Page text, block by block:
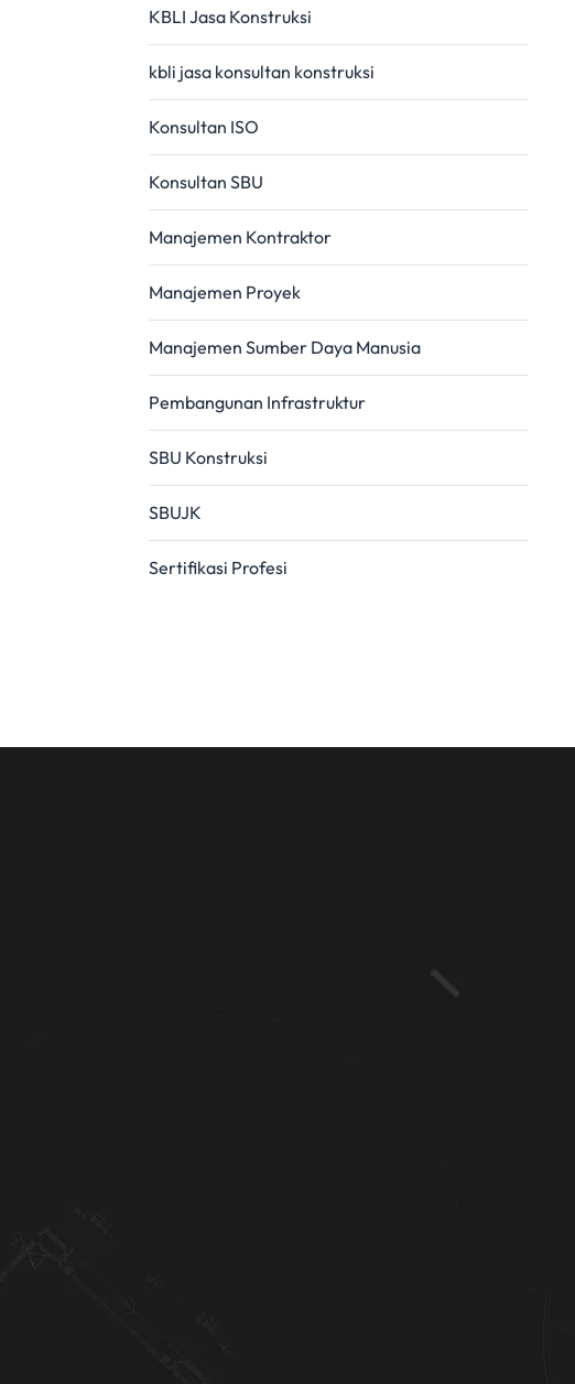
KBLI Jasa Konstruksi
kbli jasa konsultan konstruksi
Konsultan ISO
Konsultan SBU
Manajemen Kontraktor
Manajemen Proyek
Manajemen Sumber Daya Manusia
Pembangunan Infrastruktur
SBU Konstruksi
SBUJK
Sertifikasi Profesi